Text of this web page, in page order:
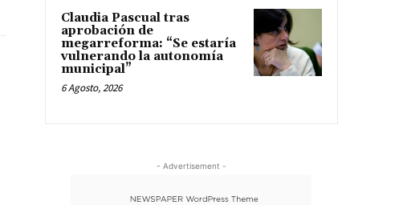
Claudia Pascual tras
aprobación de
megarreforma: “Se estaría
vulnerando la autonomía
municipal”
6 Agosto, 2026
- Advertisement -